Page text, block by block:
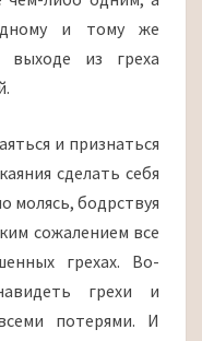
и тому же
выходе из греха
и признаться
сделать себя
молясь, бодрствуя
сожалением все
грехах. Во-
грехи и
потерями. И